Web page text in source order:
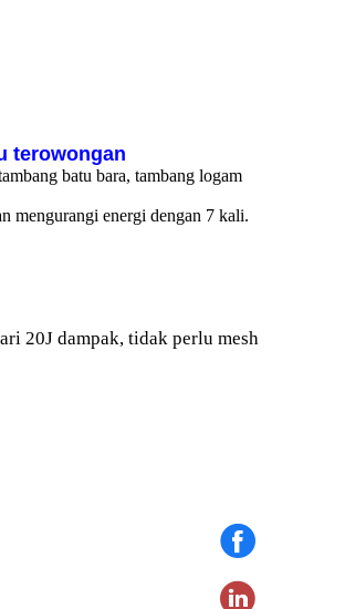
terowongan
batu bara, tambang logam
mengurangi energi dengan 7 kali.
20J dampak, tidak perlu mesh